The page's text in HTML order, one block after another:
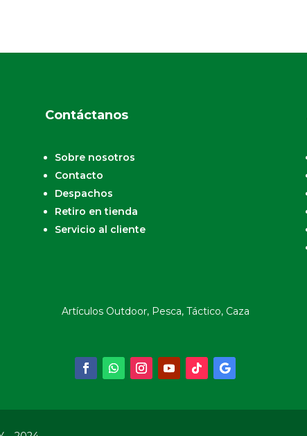
Contáctanos
Sobre nosotros
Contacto
Despachos
Retiro en tienda
Servicio al cliente
Artículos Outdoor, Pesca, Táctico, Caza